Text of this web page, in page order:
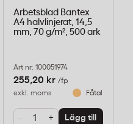
Arbetsblad Bantex
A4 halvlinjerat, 14,5
mm, 70 g/m², 500 ark
Art nr: 100051974
255,20 kr /fp
exkl. moms
Fåtal i lager
- + Lägg till